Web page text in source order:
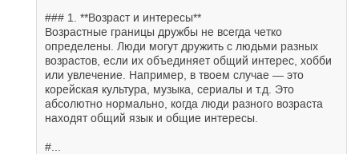
### 1. **Возраст и интересы**
Возрастные границы дружбы не всегда четко
определены. Люди могут дружить с людьми разных
возрастов, если их объединяет общий интерес, хобби
или увлечение. Например, в твоем случае — это
корейская культура, музыка, сериалы и т.д. Это
абсолютно нормально, когда люди разного возраста
находят общий язык и общие интересы.
#...